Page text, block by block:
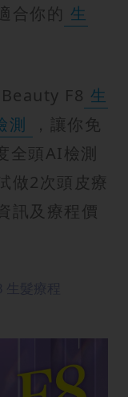
合你的 生
F8 生
測
，讓你免
全頭AI檢測
做2次頭皮療
訊及療程價